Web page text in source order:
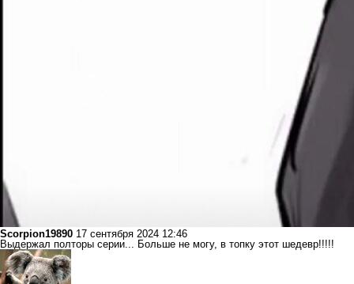
Scorpion19890 17 сентября 2024 12:46
Выдержал полторы серии... Больше не могу, в топку этот шедевр!!!!!